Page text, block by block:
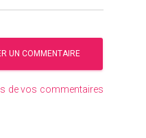
de vos commentaires